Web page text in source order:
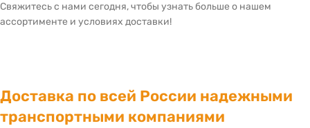
Свяжитесь с нами сегодня, чтобы узнать больше о нашем
ассортименте и условиях доставки!
Доставка по всей России надежными
транспортными компаниями